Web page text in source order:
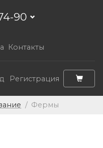
90
Контакты
Регистрация
/ Фермы